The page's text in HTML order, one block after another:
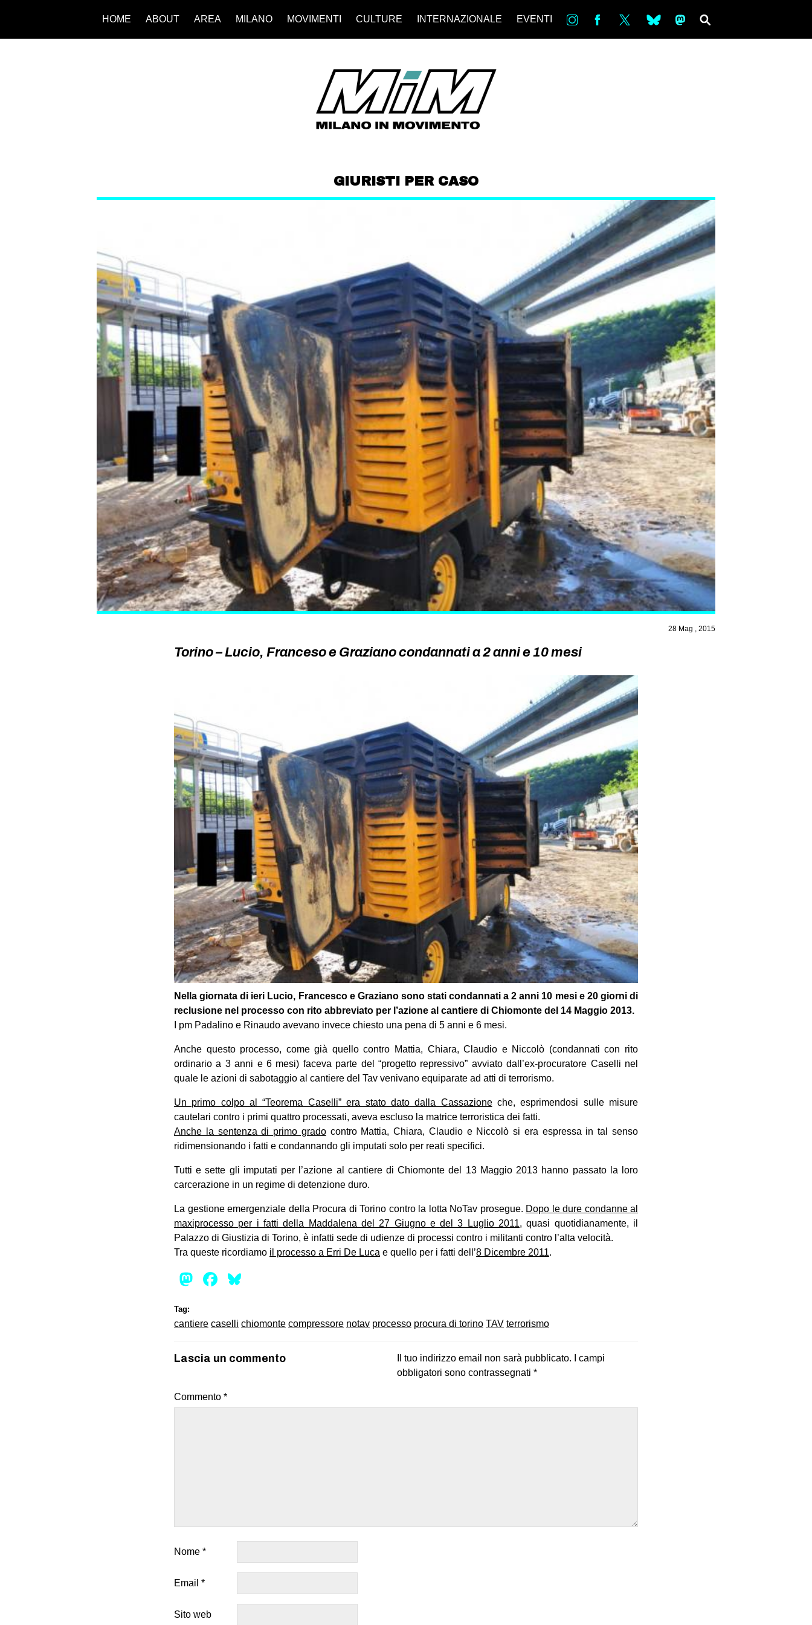
HOME ABOUT AREA MILANO MOVIMENTI CULTURE INTERNAZIONALE EVENTI in bsky ms
GIURISTI PER CASO
28 Mag , 2015
Torino – Lucio, Franceso e Graziano condannati a 2 anni e 10 mesi
Nella giornata di ieri Lucio, Francesco e Graziano sono stati condannati a 2 anni 10 mesi e 20 giorni di
reclusione nel processo con rito abbreviato per l’azione al cantiere di Chiomonte del 14 Maggio 2013.
I pm Padalino e Rinaudo avevano invece chiesto una pena di 5 anni e 6 mesi.
Anche questo processo, come già quello contro Mattia, Chiara, Claudio e Niccolò (condannati con rito
ordinario a 3 anni e 6 mesi) faceva parte del “progetto repressivo” avviato dall’ex-procuratore Caselli nel
quale le azioni di sabotaggio al cantiere del Tav venivano equiparate ad atti di terrorismo.
Un primo colpo al “Teorema Caselli” era stato dato dalla Cassazioneche, esprimendosi sulle misure
cautelari contro i primi quattro processati, aveva escluso la matrice terroristica dei fatti.
Anche la sentenza di primo gradocontro Mattia, Chiara, Claudio e Niccolò si era espressa in tal senso
ridimensionando i fatti e condannando gli imputati solo per reati specifici.
Tutti e sette gli imputati per l’azione al cantiere di Chiomonte del 13 Maggio 2013 hanno passato la loro
carcerazione in un regime di detenzione duro.
La gestione emergenziale della Procura di Torino contro la lotta NoTav prosegue. Dopo le dure condanne al
maxiprocesso per i fatti della Maddalena del 27 Giugno e del 3 Luglio 2011, quasi quotidianamente, il
Palazzo di Giustizia di Torino, è infatti sede di udienze di processi contro i militanti contro l’alta velocità.
Tra queste ricordiamo il processo a Erri De Luca e quello per i fatti dell’8 Dicembre 2011.
Mastodon
Facebook
Tag:
cantiere caselli chiomonte compressore notav processo procura di torino TAV terrorismo
Lascia un commento Il tuo indirizzo email non sarà pubblicato.
I campi
obbligatori sono contrassegnati *
Commento *
Nome *
Email *
Sito web